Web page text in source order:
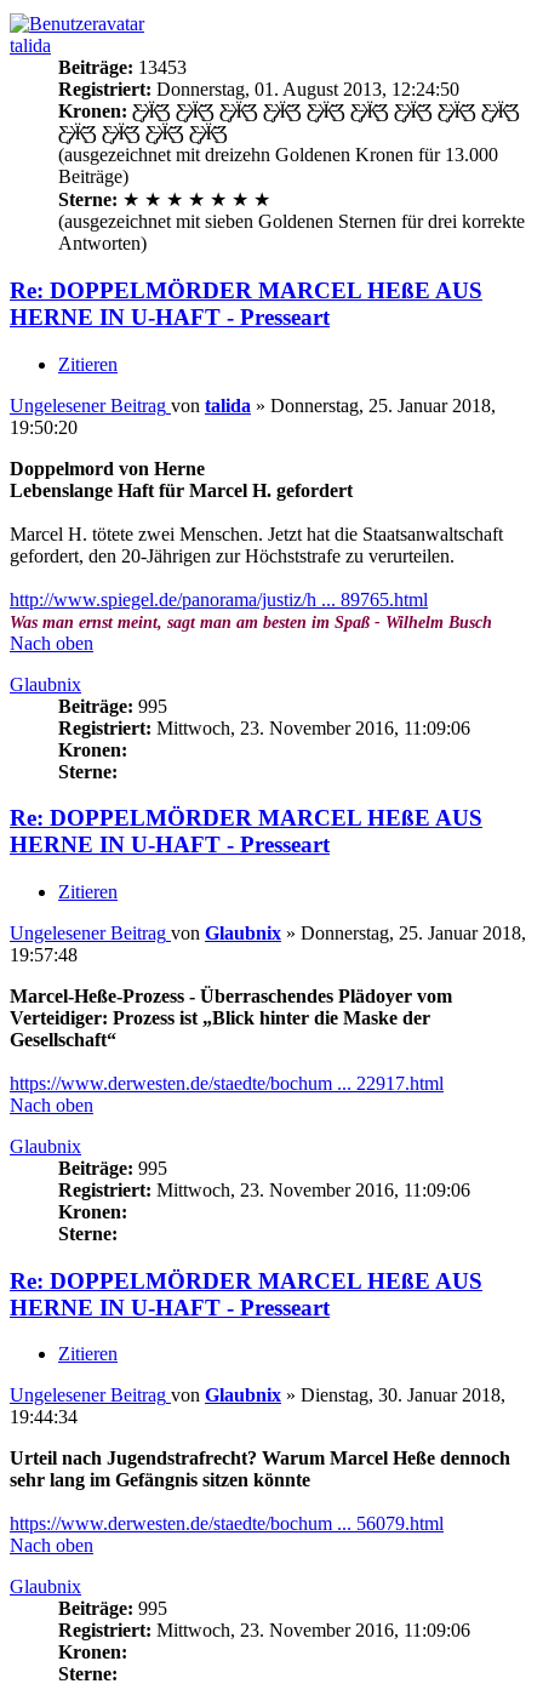
talida
Beiträge: 13453
Registriert: Donnerstag, 01. August 2013, 12:24:50
Kronen: Ƹ̵̡Ӝ̵̨̄Ʒ Ƹ̵̡Ӝ̵̨̄Ʒ Ƹ̵̡Ӝ̵̨̄Ʒ Ƹ̵̡Ӝ̵̨̄Ʒ Ƹ̵̡Ӝ̵̨̄Ʒ Ƹ̵̡Ӝ̵̨̄Ʒ Ƹ̵̡Ӝ̵̨̄Ʒ Ƹ̵̡Ӝ̵̨̄Ʒ Ƹ̵̡Ӝ̵̨̄Ʒ
Ƹ̵̡Ӝ̵̨̄Ʒ Ƹ̵̡Ӝ̵̨̄Ʒ Ƹ̵̡Ӝ̵̨̄Ʒ Ƹ̵̡Ӝ̵̨̄Ʒ
(ausgezeichnet mit dreizehn Goldenen Kronen für 13.000
Beiträge)
Sterne: ★ ★ ★ ★ ★ ★ ★
(ausgezeichnet mit sieben Goldenen Sternen für drei korrekte
Antworten)
Re: DOPPELMÖRDER MARCEL HEßE AUS
HERNE IN U-HAFT - Presseart
Zitieren
Ungelesener Beitrag von talida » Donnerstag, 25. Januar 2018,
19:50:20
Doppelmord von Herne
Lebenslange Haft für Marcel H. gefordert
Marcel H. tötete zwei Menschen. Jetzt hat die Staatsanwaltschaft
gefordert, den 20-Jährigen zur Höchststrafe zu verurteilen.
http://www.spiegel.de/panorama/justiz/h ... 89765.html
Was man ernst meint, sagt man am besten im Spaß - Wilhelm Busch
Nach oben
Glaubnix
Beiträge: 995
Registriert: Mittwoch, 23. November 2016, 11:09:06
Kronen:
Sterne:
Re: DOPPELMÖRDER MARCEL HEßE AUS
HERNE IN U-HAFT - Presseart
Zitieren
Ungelesener Beitrag von Glaubnix » Donnerstag, 25. Januar 2018,
19:57:48
Marcel-Heße-Prozess - Überraschendes Plädoyer vom
Verteidiger: Prozess ist „Blick hinter die Maske der
Gesellschaft“
https://www.derwesten.de/staedte/bochum ... 22917.html
Nach oben
Glaubnix
Beiträge: 995
Registriert: Mittwoch, 23. November 2016, 11:09:06
Kronen:
Sterne:
Re: DOPPELMÖRDER MARCEL HEßE AUS
HERNE IN U-HAFT - Presseart
Zitieren
Ungelesener Beitrag von Glaubnix » Dienstag, 30. Januar 2018,
19:44:34
Urteil nach Jugendstrafrecht? Warum Marcel Heße dennoch
sehr lang im Gefängnis sitzen könnte
https://www.derwesten.de/staedte/bochum ... 56079.html
Nach oben
Glaubnix
Beiträge: 995
Registriert: Mittwoch, 23. November 2016, 11:09:06
Kronen:
Sterne: